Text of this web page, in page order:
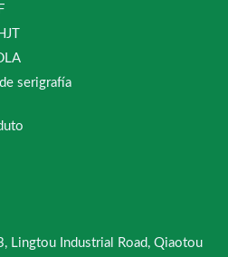
serigrafía
Lingtou Industrial Road, Qiaotou